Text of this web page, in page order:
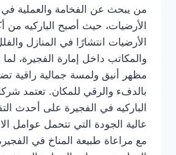
من يبحث عن الفخامة والعملية
الأرضيات، حيث أصبح الباركيه من
الأرضيات انتشارًا في المنازل
والمكاتب داخل إمارة الفجيرة،
مظهر أنيق ولمسة جمالية راقية
بالدفء والرقي للمكان. تعتمد
الباركيه في الفجيرة على أحدث
عالية الجودة التي تتحمل عوامل
مع مراعاة طبيعة المناخ في